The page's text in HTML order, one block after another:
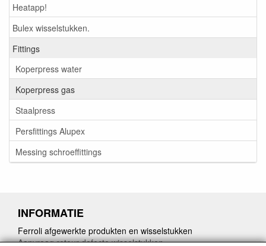
Heatapp!
Bulex wisselstukken.
Fittings
Koperpress water
Koperpress gas
Staalpress
Persfittings Alupex
Messing schroeffittings
INFORMATIE
Ferroli afgewerkte produkten en wisselstukken
Aanvraag retour defecte wisselstukken